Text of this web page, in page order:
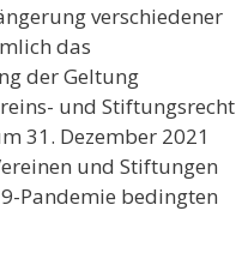
verschiedener
das
der Geltung
und Stiftungsrecht
31. Dezember 2021
und Stiftungen
Pandemie bedingten